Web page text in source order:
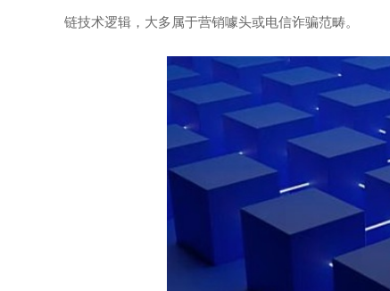
链技术逻辑，大多属于营销噱头或电信诈骗范畴。